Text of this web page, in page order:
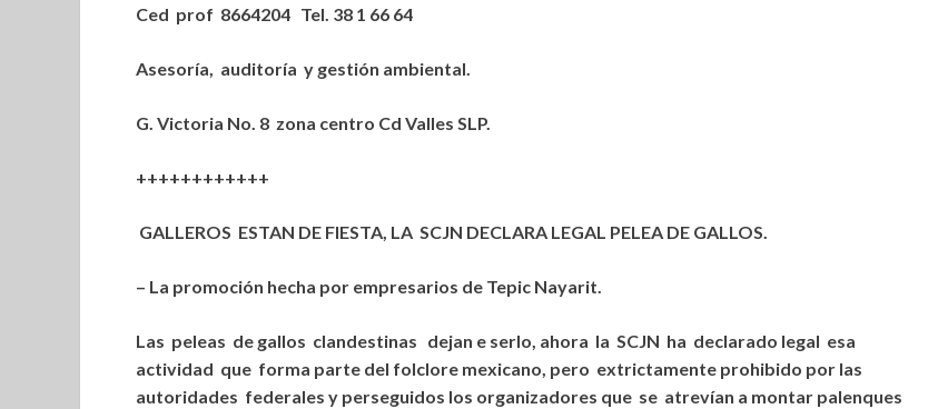
Ced prof 8664204 Tel. 38 1 66 64
Asesoría, auditoría y gestión ambiental.
G. Victoria No. 8 zona centro Cd Valles SLP.
++++++++++++
GALLEROS ESTAN DE FIESTA, LA SCJN DECLARA LEGAL PELEA DE GALLOS.
– La promoción hecha por empresarios de Tepic Nayarit.
Las peleas de gallos clandestinas dejan e serlo, ahora la SCJN ha declarado legal esa
actividad que forma parte del folclore mexicano, pero extrictamente prohibido por las
autoridades federales y perseguidos los organizadores que se atrevían a montar palenques